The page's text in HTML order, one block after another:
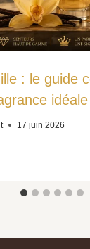
: le guide
idéale
17 juin 2026